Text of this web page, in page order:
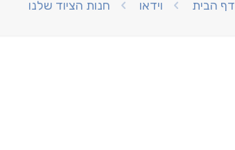
דף הבית וידאו חנות הציוד שלנו